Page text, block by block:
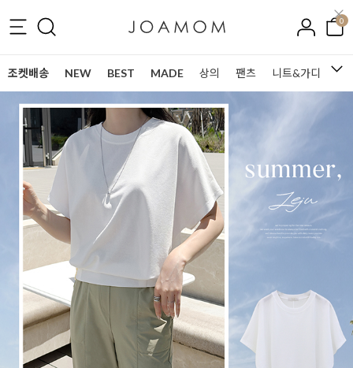
0
조켓배송 NEW BEST MADE 상의 팬츠 니트&가디건